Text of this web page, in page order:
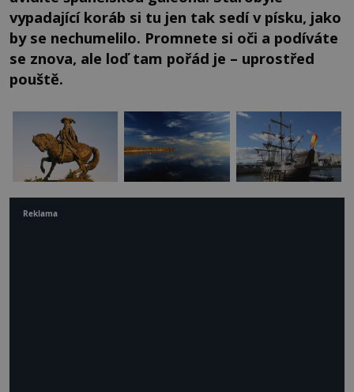
vypadající koráb si tu jen tak sedí v písku, jako
by se nechumelilo. Promnete si oči a podíváte
se znova, ale loď tam pořád je – uprostřed
pouště.
Reklama